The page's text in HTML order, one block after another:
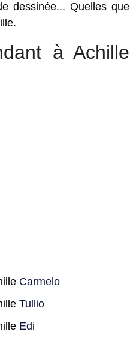
dessinée... Quelles que
à Achille
Carmelo
Tullio
Edi